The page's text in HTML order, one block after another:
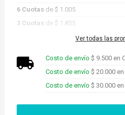
6 Cuotasde $ 1.005
3 Cuotas de $ 1.855
de $ 4.895
Ver todas las
Costo de envío $ 9.500 en
Costo de envío $ 20.000
Costo de envío $ 30.000